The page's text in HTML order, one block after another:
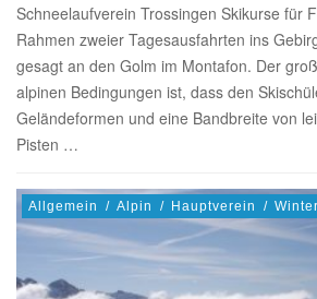
Schneelaufverein Trossingen Skikurse für
Rahmen zweier Tagesausfahrten ins
gesagt an den Golm im Montafon. Der
alpinen Bedingungen ist, dass den
Geländeformen und eine Bandbreite von
Pisten …
Allgemein / Alpin / Hauptverein /